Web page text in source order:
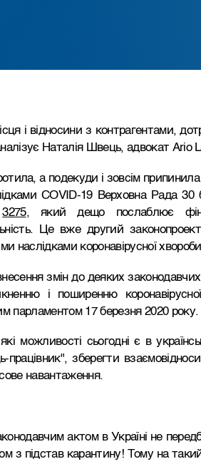
і відносини з контрагентами,
Наталія Швець, адвокат Ario
а подекуди і зовсім припинила
COVID-19 Верховна Рада 30
3275, який дещо послаблює
Це вже другий
наслідками коронавірусної
змін до деяких
і поширенню
парламентом 17 березня 2020 року.
можливості сьогодні є в
працівник", зберегти
навантаження.
актом в Україні не
з підстав карантину! Тому на